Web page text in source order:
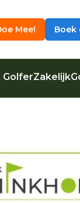
Mee! Boek
GolferZakelijk